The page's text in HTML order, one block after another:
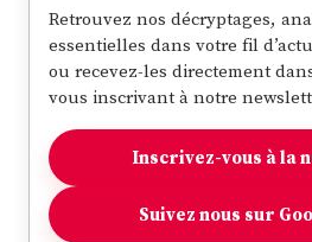
Retrouvez nos décryptages,
essentielles dans votre fil
ou recevez-les directement
vous inscrivant à notre
Inscrivez-vous à la
Suivez nous sur